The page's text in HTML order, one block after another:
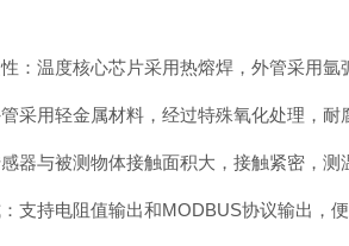
：温度核心芯片采用热熔焊，外管采用
采用轻金属材料，经过特殊氧化处理，
器与被测物体接触面积大，接触紧密，
支持电阻值输出和MODBUS协议输出，